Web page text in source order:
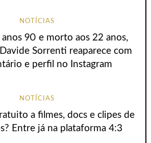
NOTÍCIAS
90 e morto aos 22 anos,
Sorrenti reaparece com
e perfil no Instagram
NOTÍCIAS
a filmes, docs e clipes de
Entre já na plataforma 4:3